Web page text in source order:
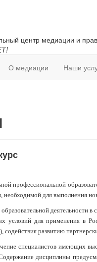
центр медиации и
О медиации Наши
профессиональной
необходимой для выполнения
деятельности
условий для применения в
содействия развитию
специалистов имеющих
дисциплины